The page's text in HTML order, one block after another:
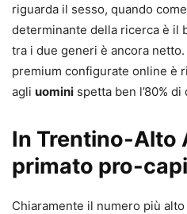
riguarda il sesso, quando
determinante della ricerca è il
tra i due generi è ancora
premium configurate online è
agli uomini spetta ben l’80%
In Trentino-Alto
primato pro-
Chiaramente il numero più